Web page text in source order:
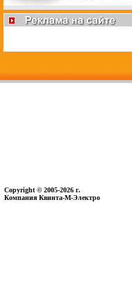
Copyright © 2005-2026 г.
Компания Квинта-М-Электро